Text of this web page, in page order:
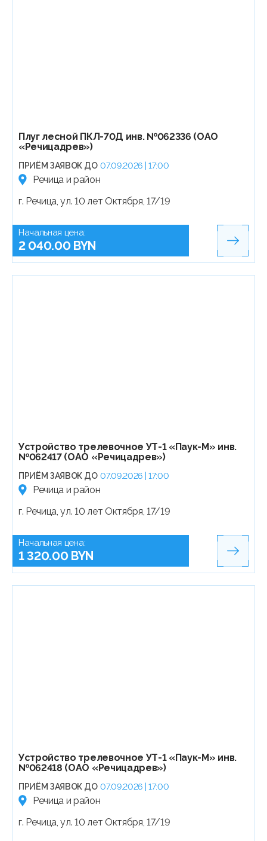
Плуг лесной ПКЛ-70Д инв. №062336 (ОАО
«Речицадрев»)
ПРИЁМ ЗАЯВОК ДО 07.09.2026 | 17:00
Речица и район
г. Речица, ул. 10 лет Октября, 17/19
Начальная цена:
2 040.00 BYN
Устройство трелевочное УТ-1 «Паук-М» инв.
№062417 (ОАО «Речицадрев»)
ПРИЁМ ЗАЯВОК ДО 07.09.2026 | 17:00
Речица и район
г. Речица, ул. 10 лет Октября, 17/19
Начальная цена:
1 320.00 BYN
Устройство трелевочное УТ-1 «Паук-М» инв.
№062418 (ОАО «Речицадрев»)
ПРИЁМ ЗАЯВОК ДО 07.09.2026 | 17:00
Речица и район
г. Речица, ул. 10 лет Октября, 17/19